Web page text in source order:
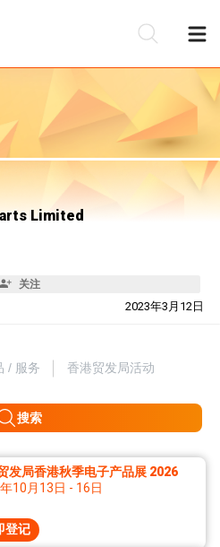
Limited
关注
2023年3月12日
/ 服务 香港贸发局活动
搜索
发局香港秋季电子产品展 2026
10月13日 - 16日
登记